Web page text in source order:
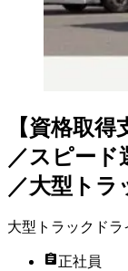
【資格取
／スピー
／大型トラ
大型トラックドラ
正社員